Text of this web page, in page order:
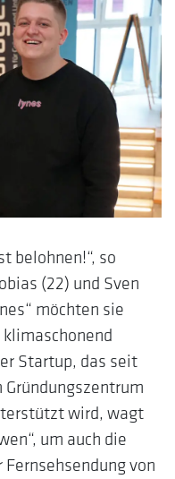
belohnen!“, so
(22) und Sven
möchten sie
Startup, das seit
Gründungszentrum
wird, wagt
um auch die
von